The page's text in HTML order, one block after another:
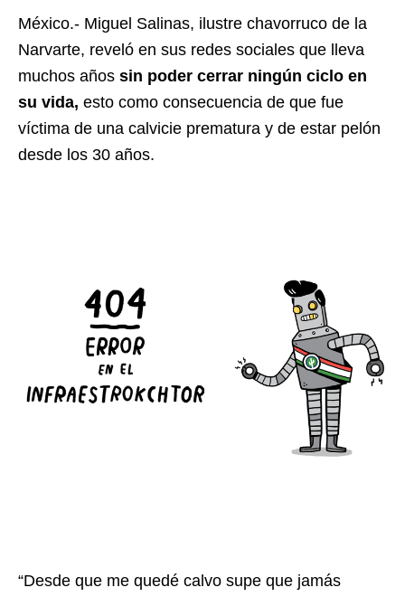
México.- Miguel Salinas, ilustre chavorruco de la
Narvarte, reveló en sus redes sociales que lleva
muchos años sin poder cerrar ningún ciclo en
su vida, esto como consecuencia de que fue
víctima de una calvicie prematura y de estar pelón
desde los 30 años.
“Desde que me quedé calvo supe que jamás